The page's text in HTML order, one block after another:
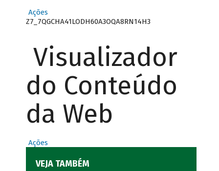
Ações
Z7_7QGCHA41LODH60A3OQA8RN14H3
Visualizador
do Conteúdo
da Web
Ações
VEJA TAMBÉM